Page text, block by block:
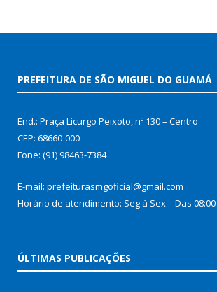
PREFEITURA DE SÃO MIGUEL DO GUAMÁ
End.: Praça Licurgo Peixoto, nº 130 – Centro
CEP: 68660-000
Fone: (91) 98463-7384
E-mail: prefeiturasmgoficial@gmail.com
Horário de atendimento: Seg à Sex – Das 08:00
ÚLTIMAS PUBLICAÇÕES